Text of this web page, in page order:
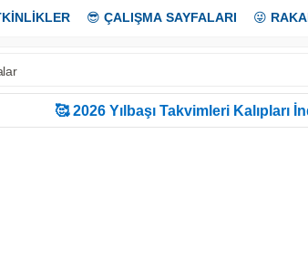
😎 ÇALIŞMA SAYFALARI 😜
🥰 2026 Yılbaşı Takvimleri Kalıpları